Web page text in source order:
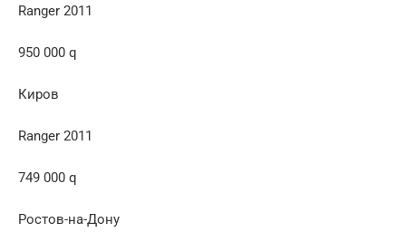
Ranger 2011
950 000 q
Киров
Ranger 2011
749 000 q
Ростов-на-Дону